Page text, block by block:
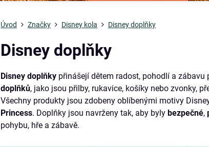
Úvod Značky Disney kola Disney doplňky
Disney doplňky
Disney doplňky přinášejí dětem radost, pohodlí a
doplňků, jako jsou přilby, rukavice, košíky nebo zvonky,
Všechny produkty jsou zdobeny oblíbenými motivy
Princess. Doplňky jsou navrženy tak, aby bylybezpečné,
pohybu, hře a zábavě.